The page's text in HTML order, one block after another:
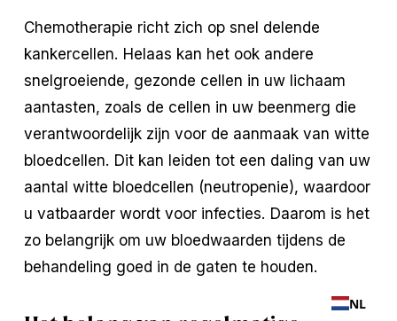
Chemotherapie richt zich op snel delende
kankercellen. Helaas kan het ook andere
snelgroeiende, gezonde cellen in uw lichaam
aantasten, zoals de cellen in uw beenmerg die
verantwoordelijk zijn voor de aanmaak van witte
bloedcellen. Dit kan leiden tot een daling van uw
aantal witte bloedcellen (neutropenie), waardoor
u vatbaarder wordt voor infecties. Daarom is het
zo belangrijk om uw bloedwaarden tijdens de
behandeling goed in de gaten te houden.
NL